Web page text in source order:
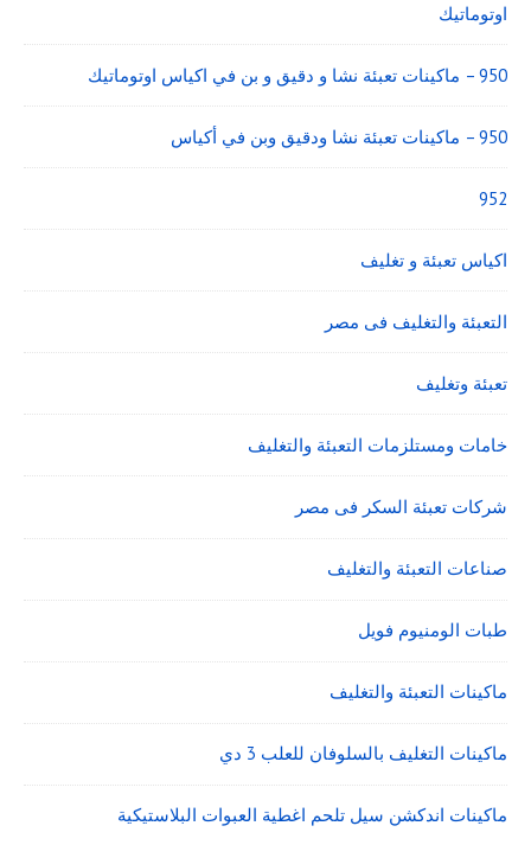
اوتوماتيك
950 – ماكينات تعبئة نشا و دقيق و بن في اكياس اوتوماتيك
950 – ماكينات تعبئة نشا ودقيق وبن في أكياس
952
اكياس تعبئة و تغليف
التعبئة والتغليف فى مصر
تعبئة وتغليف
خامات ومستلزمات التعبئة والتغليف
شركات تعبئة السكر فى مصر
صناعات التعبئة والتغليف
طبات الومنيوم فويل
ماكينات التعبئة والتغليف
ماكينات التغليف بالسلوفان للعلب 3 دي
ماكينات اندكشن سيل تلحم اغطية العبوات البلاستيكية